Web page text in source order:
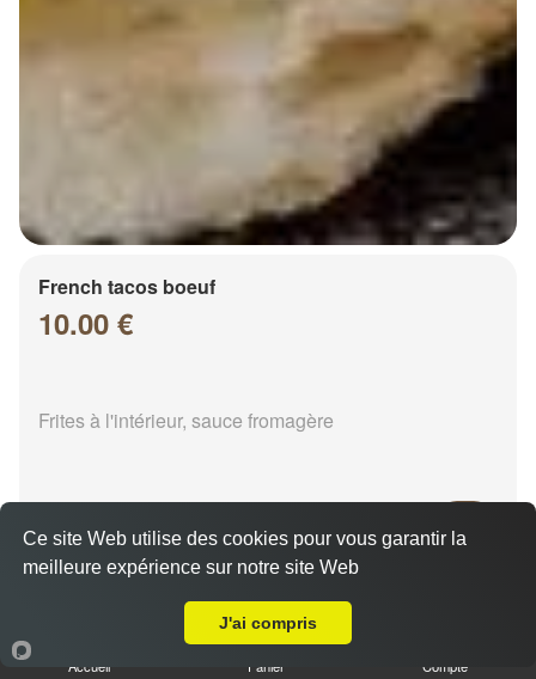
French tacos boeuf
10.00 €
Frites à l'intérieur, sauce fromagère
Accueil Panier Compte
Ce site Web utilise des cookies pour vous garantir la
meilleure expérience sur notre site Web
J'ai compris